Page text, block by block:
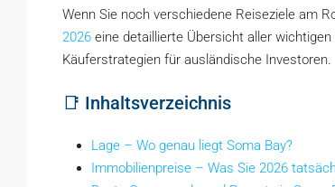
Wenn Sie noch verschiedene Reiseziele am
2026 eine detaillierte Übersicht aller
Käuferstrategien für ausländische Investoren.
📑 Inhaltsverzeichnis
Lage – Wo genau liegt Soma Bay?
Immobilienpreise – Was Sie 2026